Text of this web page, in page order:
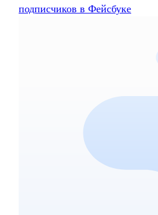
подписчиков в Фейсбуке